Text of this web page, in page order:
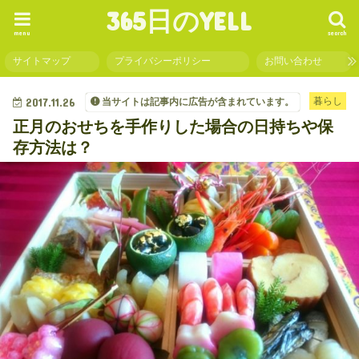
365日のYELL search
menu
サイトマップ プライバシーポリシー お問い合わせ
暮らし
2017.11.26 当サイトは記事内に広告が含まれています。
正月のおせちを手作りした場合の日持ちや保
存方法は？